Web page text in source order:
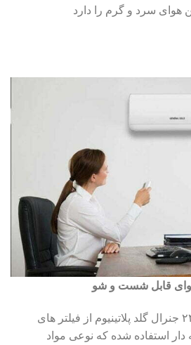
هوای سرد و گرم را دارد
قابل شست و شو
در کولر گازی ۲۴۰۰۰ جنرال گلد پلاتینیوم از فیلتر های
دار استفاده شده که نوعی مواد